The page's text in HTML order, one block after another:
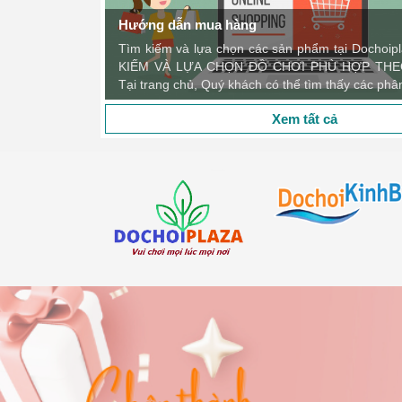
- **Hỗ trợ kỹ thuật và lắp đặt**: Chúng tôi cung cấp
- **Hợp tác lâu dài**: Dochoiplaza.com luôn sẵn
Với cam kết chất lượng và dịch vụ chuyên nghiệp,
nhất, đáp ứng nhu cầu tập luyện và chăm sóc sức
được mục tiêu thể chất và sức khỏe tốt nhất!
Hướng dẫn mua hàng
Tìm kiếm và lựa chọn các sản phẩm tại
KIẾM VÀ LỰA CHỌN ĐỒ CHƠI PHÙ HỢP
Tại trang chủ, Quý khách có thể tìm thấy các
Xem tất cả
Chị Yến